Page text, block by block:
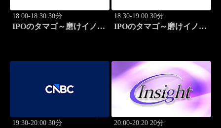
18:00-18:30 30分
IPOのタマゴ～磨けイノベ
18:30-19:00 30分
IPOのタマゴ～磨けイノベ
19:30-20:00 30分 20:00-20:20 20分